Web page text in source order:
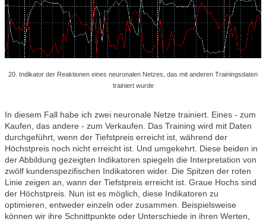
20. Indikator der Reaktionen eines neuronalen Netzes, das mit anderen Trainingsdaten
trainiert wurde
In diesem Fall habe ich zwei neuronale Netze trainiert. Eines - zum
Kaufen, das andere - zum Verkaufen. Das Training wird mit Daten
durchgeführt, wenn der Tiefstpreis erreicht ist, während der
Höchstpreis noch nicht erreicht ist. Und umgekehrt. Diese beiden in
der Abbildung gezeigten Indikatoren spiegeln die Interpretation von
zwölf kundenspezifischen Indikatoren wider. Die Spitzen der roten
Linie zeigen an, wann der Tiefstpreis erreicht ist. Graue Hochs sind
der Höchstpreis. Nun ist es möglich, diese Indikatoren zu
optimieren, entweder einzeln oder zusammen. Beispielsweise
können wir ihre Schnittpunkte oder Unterschiede in ihren Werten,